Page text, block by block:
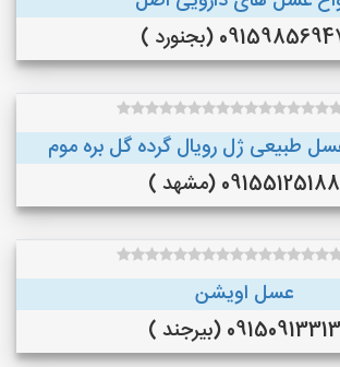
(بجنورد )
طبیعی ژل رویال گرده گل بره موم
09155125188 (مشهد )
عسل اویشن
09150913313 (بیرجند )